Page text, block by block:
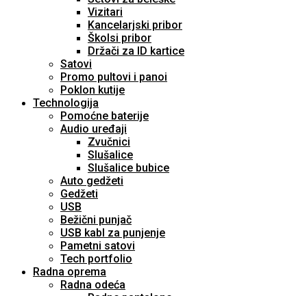
Vizitari
Kancelarjski pribor
Školsi pribor
Držači za ID kartice
Satovi
Promo pultovi i panoi
Poklon kutije
Technologija
Pomoćne baterije
Audio uređaji
Zvučnici
Slušalice
Slušalice bubice
Auto gedžeti
Gedžeti
USB
Bežični punjač
USB kabl za punjenje
Pametni satovi
Tech portfolio
Radna oprema
Radna odeća